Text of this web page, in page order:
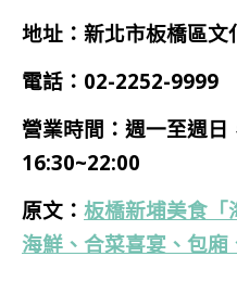
地址：新北市板橋區文
電話：02-2252-9999
營業時間： 週一至週日
16:30~22:00
原文： 板橋新埔美食「
海鮮、合菜喜宴、包